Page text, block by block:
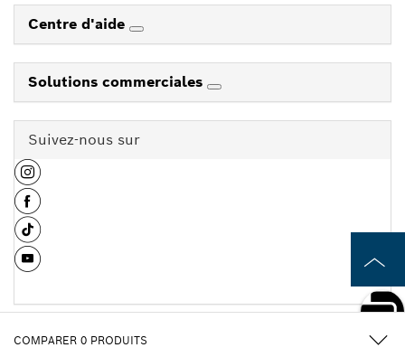
COMPARER 0 PRODUITS
Centre d'aide
Solutions commerciales
Suivez-nous sur